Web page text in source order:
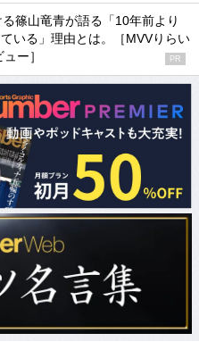
篠山竜青が語る「10年前より
いる」理由とは。［MVVりらい
ー］
PR